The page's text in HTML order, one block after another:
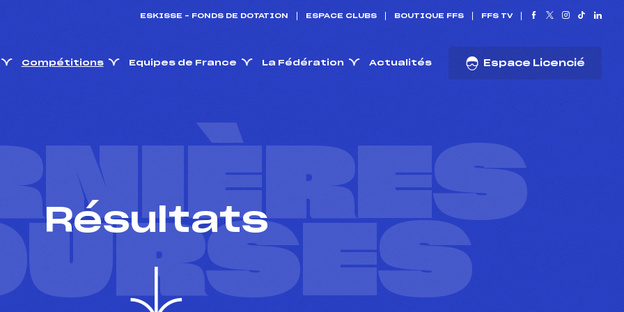
ESKISSE – FONDS DE DOTATION ESPACE CLUBS BOUTIQUE FFS FFS TV
Compétitions Equipes de France La Fédération Actualités Espace Licencié
Résultats